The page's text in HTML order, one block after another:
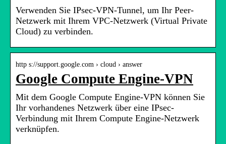
Verwenden Sie IPsec-VPN-Tunnel, um Ihr Peer-
Netzwerk mit Ihrem VPC-Netzwerk (Virtual Private
Cloud) zu verbinden.
http s://support.google.com › cloud › answer
Google Compute Engine-VPN
Mit dem Google Compute Engine-VPN können Sie
Ihr vorhandenes Netzwerk über eine IPsec-
Verbindung mit Ihrem Compute Engine-Netzwerk
verknüpfen.